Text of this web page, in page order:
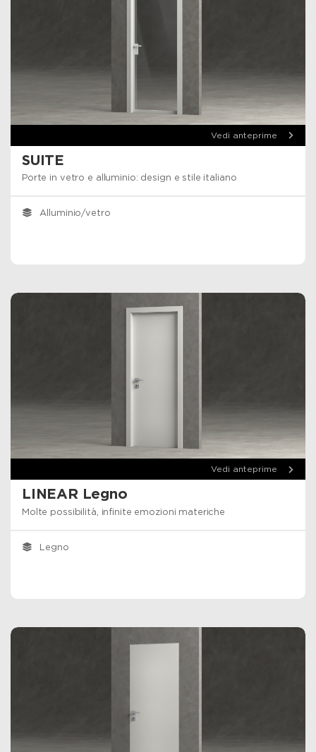
Vedi anteprime
SUITE
Porte in vetro e alluminio: design e stile italiano
Alluminio/vetro
Vedi anteprime
LINEAR Legno
Molte possibilità, infinite emozioni materiche
Legno